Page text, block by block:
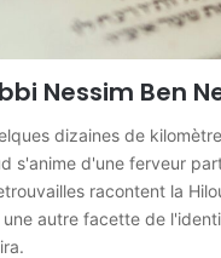
Nessim Ben
dizaines de
s'anime d'une ferveur
racontent la
une autre facette de